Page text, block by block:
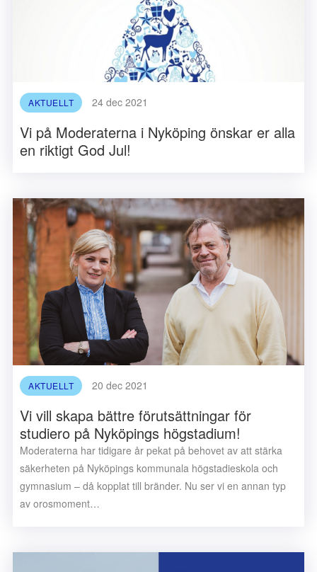
AKTUELLT 24 dec 2021
Vi på Moderaterna i Nyköping önskar er alla
en riktigt God Jul!
AKTUELLT 20 dec 2021
Vi vill skapa bättre förutsättningar för
studiero på Nyköpings högstadium!
Moderaterna har tidigare år pekat på behovet av att stärka
säkerheten på Nyköpings kommunala högstadieskola och
gymnasium – då kopplat till bränder. Nu ser vi en annan typ
av orosmoment…